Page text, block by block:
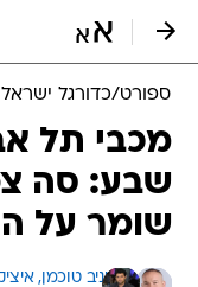
ספורט/כדורגל
מכבי תל
שבע: סה
שומר על
יניב טוכמן,